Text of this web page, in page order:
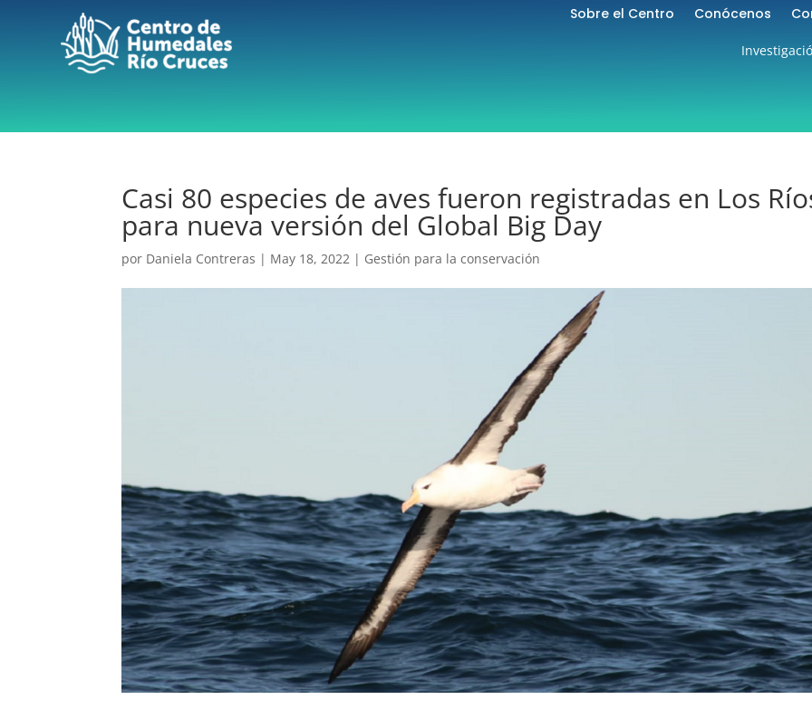
Sobre el Centro Conócenos
Casi 80 especies de aves fueron registradas en Los
para nueva versión del Global Big Day
por Daniela Contreras | May 18, 2022 | Gestión para la conservación